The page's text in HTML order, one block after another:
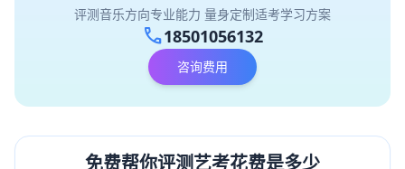
评测音乐方向专业能力 量身定制适考学习方案
call18501056132
咨询费用
免费帮你评测艺考花费是多少